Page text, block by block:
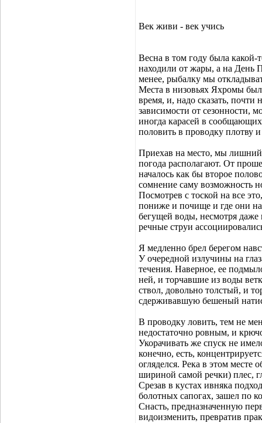
Век живи - век учись
Весна в том году была какой-
находили от жары, а на День
менее, рыбалку мы
Места в низовьях Яхромы
время, и, надо сказать, почти
зависимости от сезонности,
иногда карасей в
половить в проводку плотву
Приехав на место, мы лишний
погода располагают. От
началось как бы второе
сомнение саму возможность
Посмотрев с тоской на все
пониже и почище и где они
бегущей воды, несмотря даже
речные струи
Я медленно брел берегом
У очередной излучины на
течения. Наверное, ее
ней, и торчавшие из воды
ствол, довольно толстый, и
сдерживавшую бешеный
В проводку ловить, тем не
недостаточно ровным, и
Укорачивать же спуск не
конечно, есть,
огляделся. Река в этом
шириной самой речки) плес,
Срезав в кустах ивняка
болотных сапогах, зашел по
Снасть, предназначенную
видоизменить, превратив